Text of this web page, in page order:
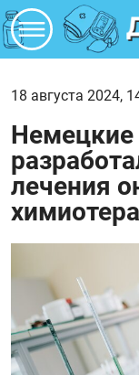
18 августа 2024,
лечения